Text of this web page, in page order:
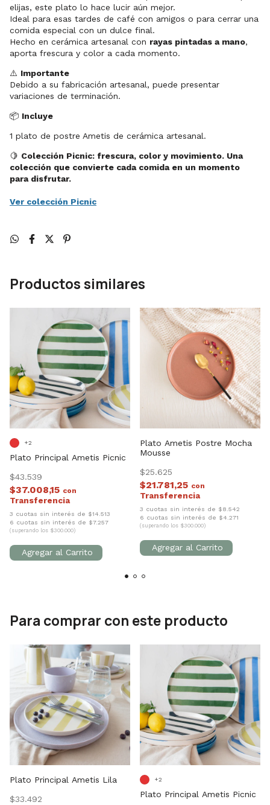
elijas, este plato lo hace lucir aún mejor.
Ideal para esas tardes de café con amigos o para cerrar una
comida especial con un dulce final.
Hecho en cerámica artesanal con rayas pintadas a mano,
aporta frescura y color a cada momento.
⚠️ Importante
Debido a su fabricación artesanal, puede presentar
variaciones de terminación.
📦 Incluye
1 plato de postre Ametis de cerámica artesanal.
🍋 Colección Picnic: frescura, color y movimiento. Una
colección que convierte cada comida en un momento
para disfrutar.
Ver colección Picnic
Productos similares
Plato Principal Ametis Picnic
$43.539
$37.008,15 con
3 cuotas sin interés de $14.513
6 cuotas sin interés de $7.257
(superando los $300.000)
+2
Plato Ametis Postre Mocha
Mousse
$25.625
$21.781,25 con
3 cuotas sin interés de $8.542
6 cuotas sin interés de $4.271
(superando los $300.000)
Para comprar con este producto
Plato Principal Ametis Lila
$33.492
Plato Principal Ametis Picnic
+2